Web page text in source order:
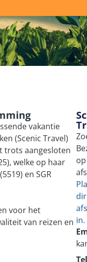
op
in.
vakantie
(Scenic Travel)
trots aangesloten
welke op haar
en SGR
voor het
van reizen en